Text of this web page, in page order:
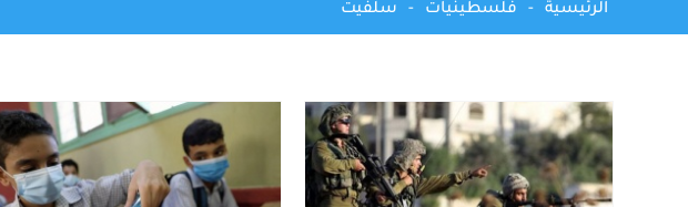
الرئيسية - فلسطينيات - سلفيت